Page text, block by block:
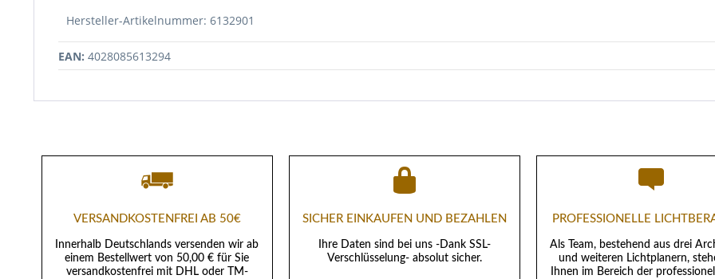
Hersteller-Artikelnummer: 6132901
EAN: 4028085613294
VERSANDKOSTENFREI AB 50€
Innerhalb Deutschlands versenden wir ab
einem Bestellwert von 50,00 € für Sie
versandkostenfrei mit DHL oder TM-
SICHER EINKAUFEN UND BEZAHLEN
Ihre Daten sind bei uns -Dank SSL-
Verschlüsselung- absolut sicher.
PROFESSIONELLE
Als Team, bestehend aus drei
und weiteren Lichtplanern,
Ihnen im Bereich der